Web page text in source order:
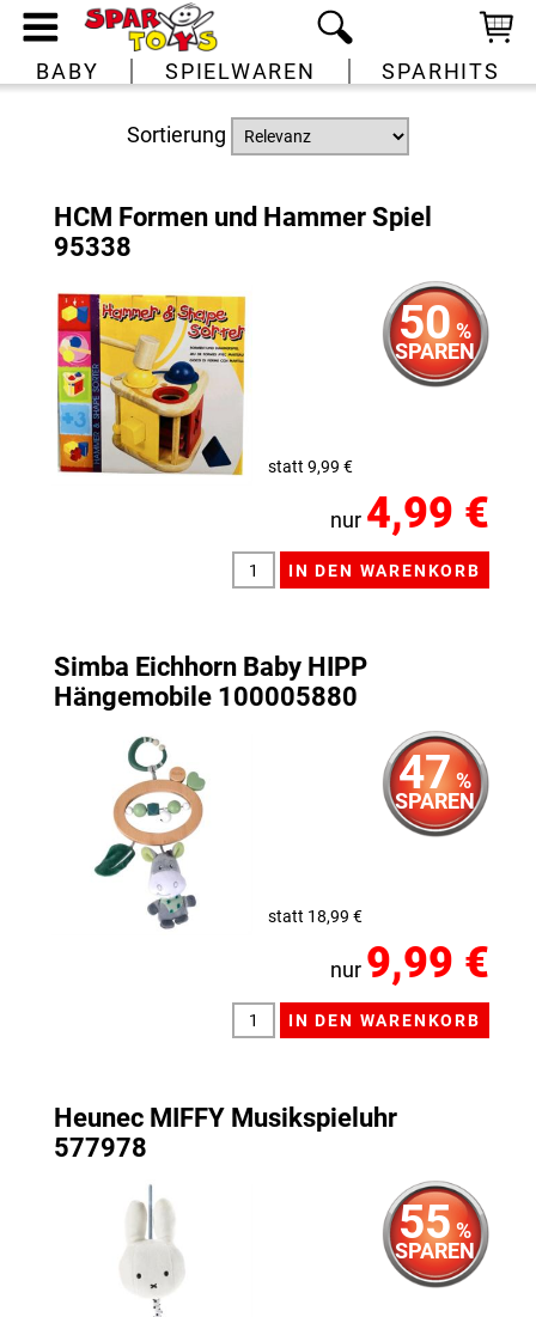
BABY SPIELWAREN SPARHITS
Sortierung
HCM Formen und Hammer Spiel
95338
50 %
SPAREN
statt 9,99 €
nur 4,99 €
Simba Eichhorn Baby HIPP
Hängemobile 100005880
47 %
SPAREN
statt 18,99 €
nur 9,99 €
Heunec MIFFY Musikspieluhr
577978
55 %
SPAREN